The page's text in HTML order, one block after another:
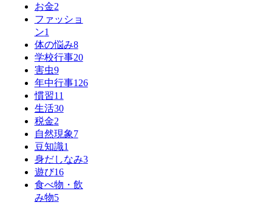
お金2
ファッショ
ン1
体の悩み8
学校行事20
害虫9
年中行事126
慣習11
生活30
税金2
自然現象7
豆知識1
身だしなみ3
遊び16
食べ物・飲
み物5